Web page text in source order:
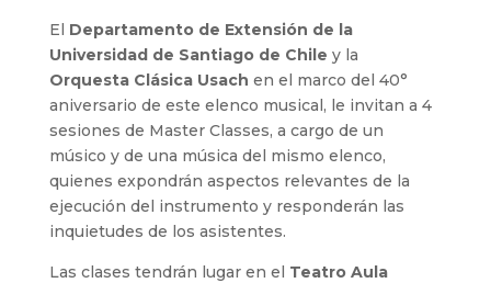
El Departamento de Extensión de la
Universidad de Santiago de Chile y la
Orquesta Clásica Usach en el marco del 40°
aniversario de este elenco musical, le invitan a 4
sesiones de Master Classes, a cargo de un
músico y de una música del mismo elenco,
quienes expondrán aspectos relevantes de la
ejecución del instrumento y responderán las
inquietudes de los asistentes.
Las clases tendrán lugar en el Teatro Aula